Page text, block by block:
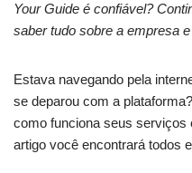
Your Guide é confiável?
saber tudo sobre a empresa
Estava navegando pela
se deparou com a
como funciona seus serviços
artigo você encontrará todos